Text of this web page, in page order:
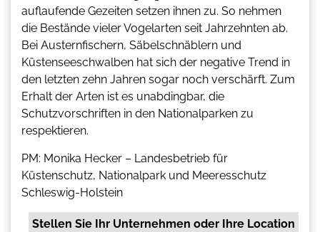
auflaufende Gezeiten setzen ihnen zu. So nehmen
die Bestände vieler Vogelarten seit Jahrzehnten ab.
Bei Austernfischern, Säbelschnäblern und
Küstenseeschwalben hat sich der negative Trend in
den letzten zehn Jahren sogar noch verschärft. Zum
Erhalt der Arten ist es unabdingbar, die
Schutzvorschriften in den Nationalparken zu
respektieren.
PM: Monika Hecker – Landesbetrieb für
Küstenschutz, Nationalpark und Meeresschutz
Schleswig-Holstein
Stellen Sie Ihr Unternehmen oder Ihre Location